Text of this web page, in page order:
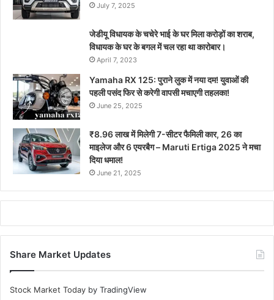
July 7, 2025
जेडीयू विधायक के चचेरे भाई के घर मिला करोड़ों का शराब,
विधायक के घर के बगल में चल रहा था कारोबार।
April 7, 2023
Yamaha RX 125: पुराने लुक में नया दम! युवाओं की
पहली पसंद फिर से करेगी वापसी मचाएगी तहलका!
June 25, 2025
₹8.96 लाख में मिलेगी 7-सीटर फैमिली कार, 26 का
माइलेज और 6 एयरबैग – Maruti Ertiga 2025 ने मचा
दिया धमाल!
June 21, 2025
Share Market Updates
Stock Market Today by TradingView